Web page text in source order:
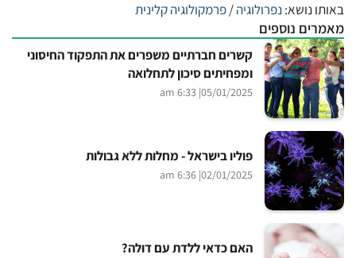
באותו נושא: נפרולוגיה/פרמקולוגיה קלינית
מאמרים נוספים
קשרים חברתיים משפרים את התפקוד החיסוני
ומפחיתים סיכון לתחלואה
05/01/2025
| 6:33 am
פוליו בישראל - מחלות ללא גבולות
02/01/2025
| 6:36 am
האם כדאי ללדת עם דוּלה?